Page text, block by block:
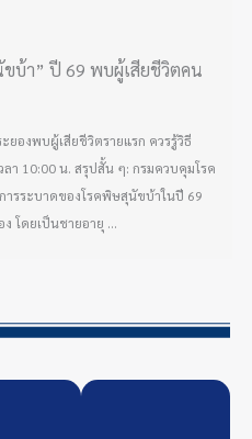
บ้า” ปี 69 พบผู้เสียชีวิตคน
องพบผู้เสียชีวิตรายแรก ควรรู้วิธี
า 10:00 น. สรุปสั้น ๆ: กรมควบคุมโรค
ารระบาดของโรคพิษสุนัขบ้าในปี 69
โดยเป็นชายอายุ ...